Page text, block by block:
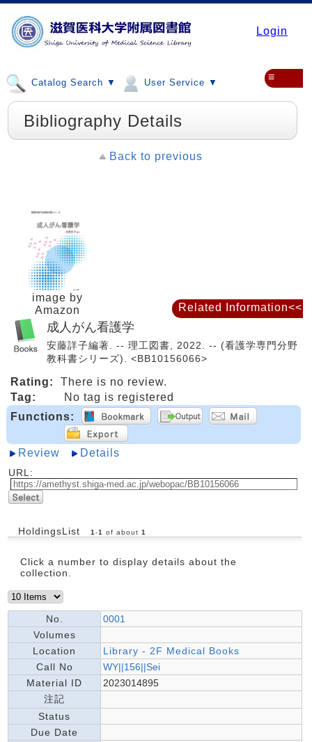
Login
Catalog Search ▼ User Service ▼ ≡
Bibliography Details
Back to previous
image by
Amazon
成人がん看護学
安藤詳子編著. -- 理工図書, 2022. -- (看護学専門分野
教科書シリーズ). <BB10156066>
Rating:
There is no review.
Tag:
No tag is registered
Functions:
Review Details
URL:
HoldingsList 1 -1 of about 1
Click a number to display details about the
collection.
No.
0001
Volumes
Location
Library - 2F Medical Books
Call No
WY||156||Sei
Material ID
2023014895
注記
Status
Due Date
Related Information<<